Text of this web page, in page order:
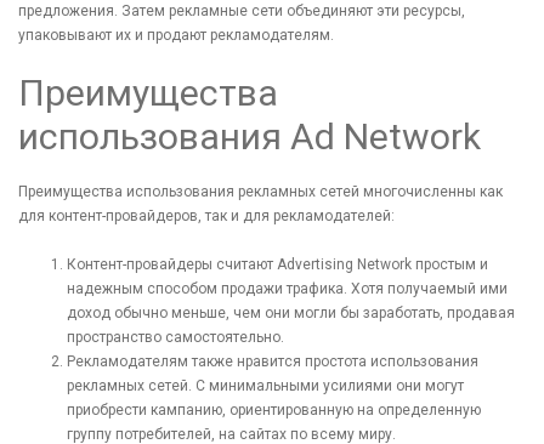
предложения. Затем рекламные сети объединяют эти ресурсы,
упаковывают их и продают рекламодателям.
Преимущества
использования Ad Network
Преимущества использования рекламных сетей многочисленны как
для контент-провайдеров, так и для рекламодателей:
Контент-провайдеры считают Advertising Network простым и
надежным способом продажи трафика. Хотя получаемый ими
доход обычно меньше, чем они могли бы заработать, продавая
пространство самостоятельно.
Рекламодателям также нравится простота использования
рекламных сетей. С минимальными усилиями они могут
приобрести кампанию, ориентированную на определенную
группу потребителей, на сайтах по всему миру.